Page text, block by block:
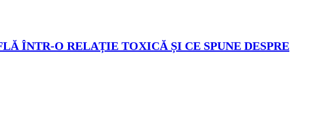
ÎNTR-O RELAȚIE TOXICĂ ȘI CE SPUNE DESPRE